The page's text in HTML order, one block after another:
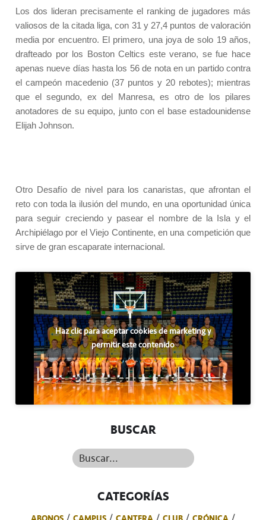
Los dos lideran precisamente el ranking de jugadores más
valiosos de la citada liga, con 31 y 27,4 puntos de valoración
media por encuentro. El primero, una joya de solo 19 años,
drafteado por los Boston Celtics este verano, se fue hace
apenas nueve días hasta los 56 de nota en un partido contra
el campeón macedenio (37 puntos y 20 rebotes); mientras
que el segundo, ex del Manresa, es otro de los pilares
anotadores de su equipo, junto con el base estadounidense
Elijah Johnson.
Otro Desafío de nivel para los canaristas, que afrontan el
reto con toda la ilusión del mundo, en una oportunidad única
para seguir creciendo y pasear el nombre de la Isla y el
Archipiélago por el Viejo Continente, en una competición que
sirve de gran escaparate internacional.
Haz clic para aceptar cookies de marketing y
permitir este contenido
BUSCAR
Buscar...
CATEGORÍAS